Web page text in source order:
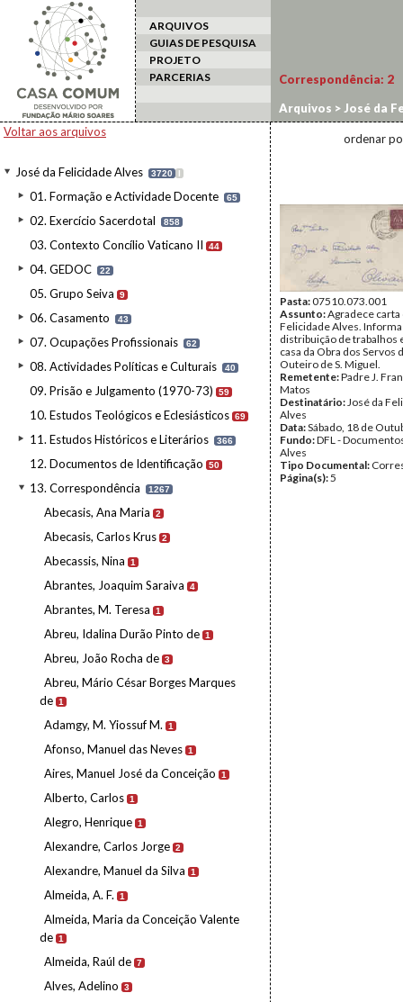
ARQUIVOS
GUIAS DE PESQUISA
PROJETO
PARCERIAS
Voltar aos arquivos
José da Felicidade Alves 3720 I
01. Formação e Actividade Docente 65
02. Exercício Sacerdotal 858
03. Contexto Concílio Vaticano II 44
04. GEDOC 22
05. Grupo Seiva 9
06. Casamento 43
07. Ocupações Profissionais 62
08. Actividades Políticas e Culturais 40
09. Prisão e Julgamento (1970-73) 59
10. Estudos Teológicos e Eclesiásticos 69
11. Estudos Históricos e Literários 366
12. Documentos de Identificação 50
13. Correspondência 1267
Abecasis, Ana Maria 2
Abecasis, Carlos Krus 2
Abecassis, Nina 1
Abrantes, Joaquim Saraiva 4
Abrantes, M. Teresa 1
Abreu, Idalina Durão Pinto de 1
Abreu, João Rocha de 3
Abreu, Mário César Borges Marques
de 1
Adamgy, M. Yiossuf M. 1
Afonso, Manuel das Neves 1
Aires, Manuel José da Conceição 1
Alberto, Carlos 1
Alegro, Henrique 1
Alexandre, Carlos Jorge 2
Alexandre, Manuel da Silva 1
Almeida, A. F. 1
Almeida, Maria da Conceição Valente
de 1
Almeida, Raúl de 7
Alves, Adelino 3
Correspondência: 2
Arquivos > José da
ordenar
Pasta:07510.073.001
Assunto:Agradece carta
Felicidade Alves. Informa
distribuição de trabalhos
casa da Obra dos Servos
Outeiro de S. Miguel.
Remetente:Padre J.
Matos
Destinatário:José da
Alves
Data:Sábado, 18 de
Fundo:DFL -
Alves
Tipo Documental:
Página(s):5